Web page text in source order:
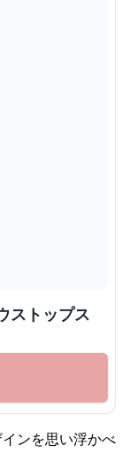
ストップス
ンを思い浮かべ